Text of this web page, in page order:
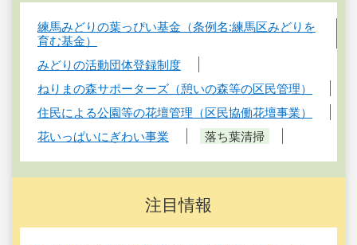
練馬みどりの葉っぴい基金（条例名:練馬区みどりを
育む基金）
みどりの活動団体登録制度
ねりまの森サポーターズ（憩いの森等の区民管理）
住民による公園等の花壇管理（区民協働花壇事業）
花いっぱいにぎわい事業
落ち葉清掃
注目情報